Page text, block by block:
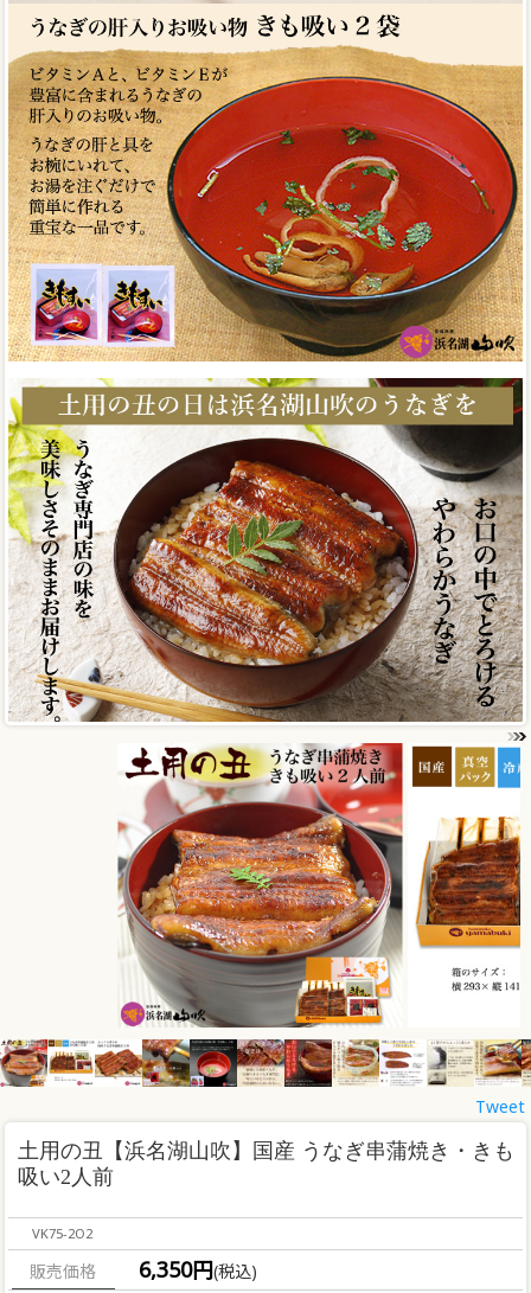
Tweet
土用の丑【浜名湖山吹】国産 うなぎ串蒲焼き・きも
吸い2人前
VK75-2O2
販売価格 6,350円(税込)